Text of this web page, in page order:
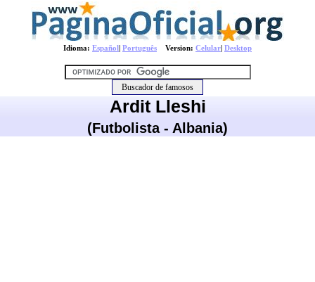
Idioma: Español| Português Version: Celular| Desktop
Ardit Lleshi
(Futbolista - Albania)